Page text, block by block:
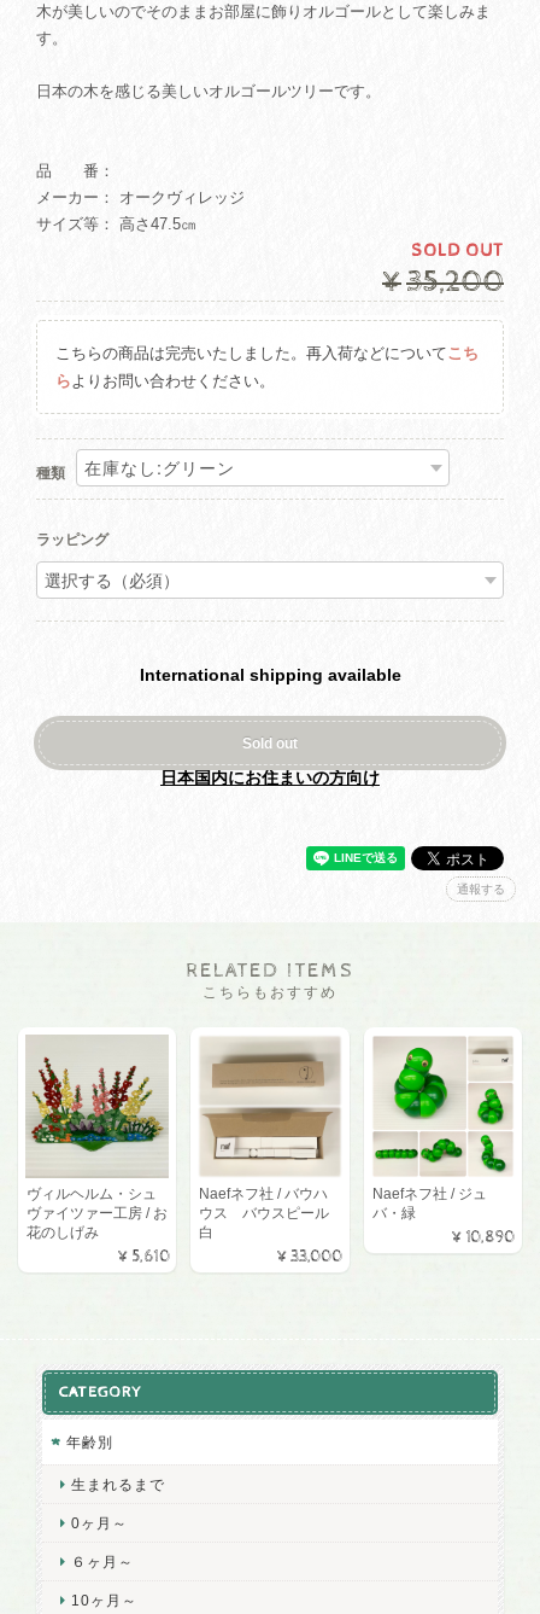
木が美しいのでそのままお部屋に飾りオルゴールとして楽しみま
す。
日本の木を感じる美しいオルゴールツリーです。
品 番：
メーカー： オークヴィレッジ
サイズ等： 高さ47.5㎝
SOLD OUT
¥35,200
こちらの商品は完売いたしました。再入荷などについてこち
ら よりお問い合わせください。
種類
ラッピング
International shipping available
Sold out
日本国内にお住まいの方向け
通報する
RELATED ITEMS
こちらもおすすめ
ヴィルヘルム・シュ
ヴァイツァー工房 / お
花のしげみ
¥5,610
Naefネフ社 / バウハ
ウス バウスピール
白
¥33,000
Naefネフ社 / ジュ
バ・緑
¥10,890
CATEGORY
年齢別
生まれるまで
0ヶ月～
６ヶ月～
10ヶ月～